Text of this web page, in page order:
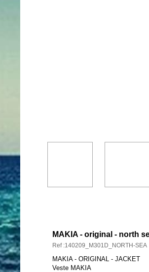
MAKIA - original - north
Ref :140209_M301D_NORTH-SEA
MAKIA - ORIGINAL - JACKET
Veste MAKIA